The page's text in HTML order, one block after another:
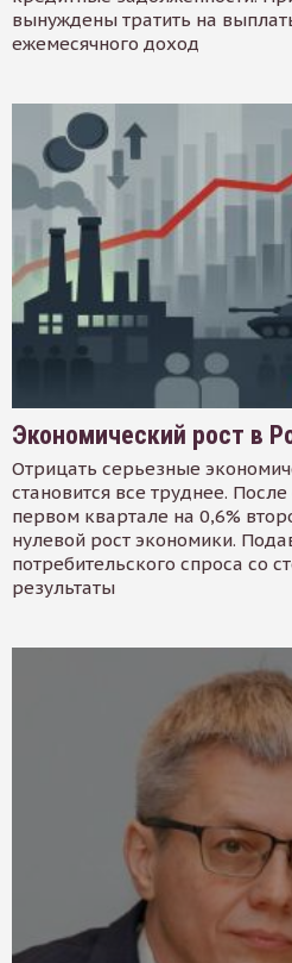
вынуждены тратить на
ежемесячного доход
Экономический рост в
Отрицать серьезные
становится все труднее.
первом квартале на 0,6%
нулевой рост экономики.
потребительского спроса со
результаты